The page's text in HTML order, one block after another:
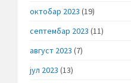
октобар 2023 (19)
септембар 2023 (11)
август 2023 (7)
јул 2023 (13)